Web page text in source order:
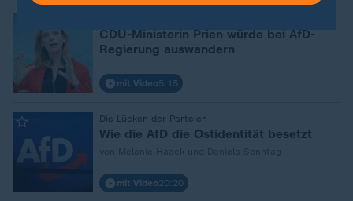
CDU-Ministerin Prien würde bei AfD-
Regierung auswandern
mit Video5:15
Die Lücken der Parteien
Wie die AfD die Ostidentität besetzt
mit Video20:20